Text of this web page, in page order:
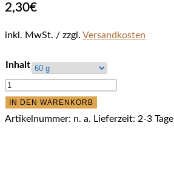
2,30€
inkl. MwSt. zzgl. Versandkosten
Inhalt
funem
Lachs
IN DEN WARENKORB
Artikelnummer: n. a. Lieferzeit: 2-3 Tage